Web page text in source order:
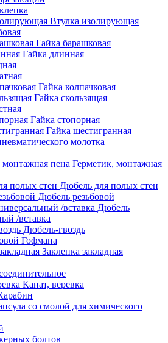
Втулка изолирующая
Гайка барашковая
Гайка длинная
Гайка колпачковая
Гайка скользящая
Гайка стопорная
Гайка шестигранная
молотка
Герметик, монтажная
Дюбель для полых стен
Дюбель резьбовой
Дюбель
/вставка
Дюбель-гвоздь
Гофмана
Заклепка закладная
Канат, веревка
со смолой для химического
болтов